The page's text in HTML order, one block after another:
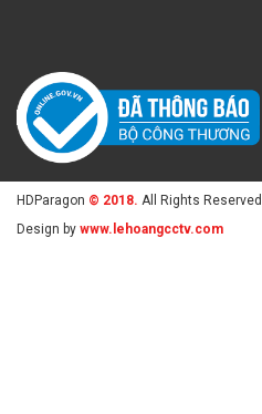
HDParagon © 2018. All Rights Reserved
Design by www.lehoangcctv.com